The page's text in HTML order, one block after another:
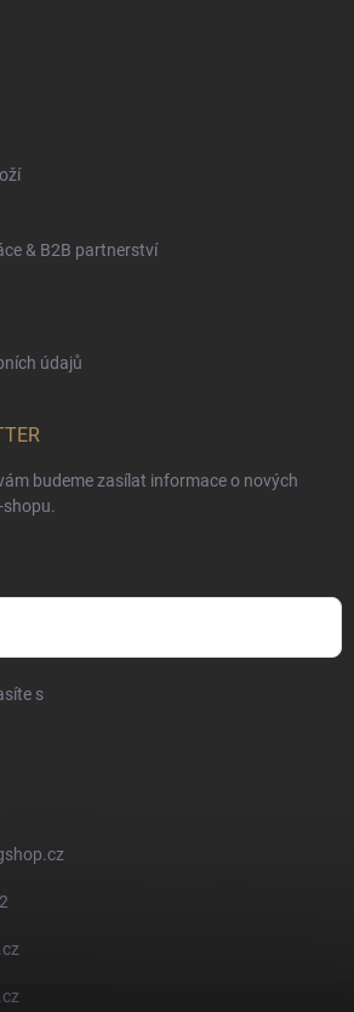
& B2B partnerství
údajů
budeme zasílat informace o nových
s